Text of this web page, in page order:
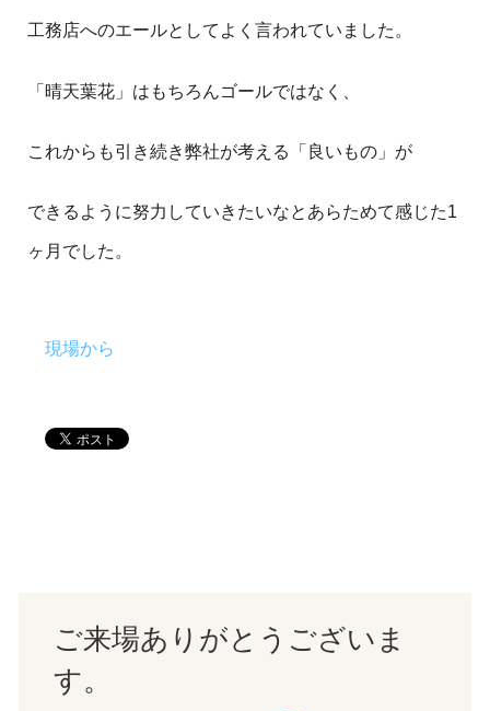
工務店へのエールとしてよく言われていました。
「晴天葉花」はもちろんゴールではなく、
これからも引き続き弊社が考える「良いもの」が
できるように努力していきたいなとあらためて感じた1
ヶ月でした。
現場から
ご来場ありがとうございま
す。